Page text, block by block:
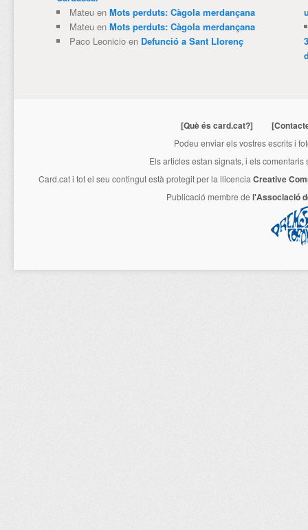
Mateuen Mots perduts: Càgola merdançana
Mateuen Mots perduts: Càgola merdançana
Paco Leonicioen Defunció a Sant Llorenç
[Què és card.cat?]
Podeu enviar els vostres escrits i
Els articles estan signats, i els
Card.cati tot el seu contingut està protegit per la llicencia Creative
Publicació membre de l'Associació